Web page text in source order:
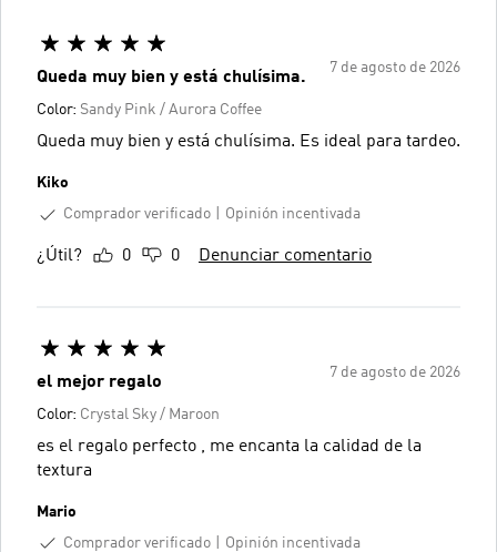
7 de agosto de 2026
Queda muy bien y está chulísima.
Color: Sandy Pink / Aurora Coffee
Queda muy bien y está chulísima. Es ideal para tardeo.
Kiko
Comprador verificado
Opinión incentivada
¿Útil? 0 0 Denunciar comentario
7 de agosto de 2026
el mejor regalo
Color: Crystal Sky / Maroon
es el regalo perfecto , me encanta la calidad de la
textura
Mario
Comprador verificado
Opinión incentivada